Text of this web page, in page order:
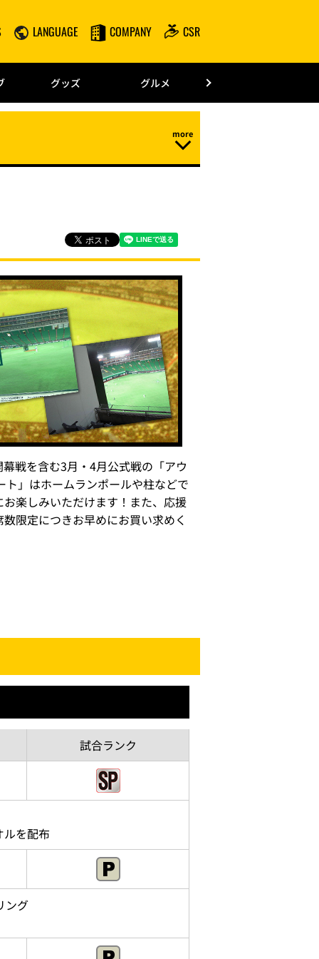
LANGUAGE COMPANY CSR
グッズ グルメ
戦を含む3月・4月公式戦の「アウ
」はホームランポールや柱などで
楽しみいただけます！また、応援
限定につきお早めにお買い求めく
試合ランク
を配布
ング